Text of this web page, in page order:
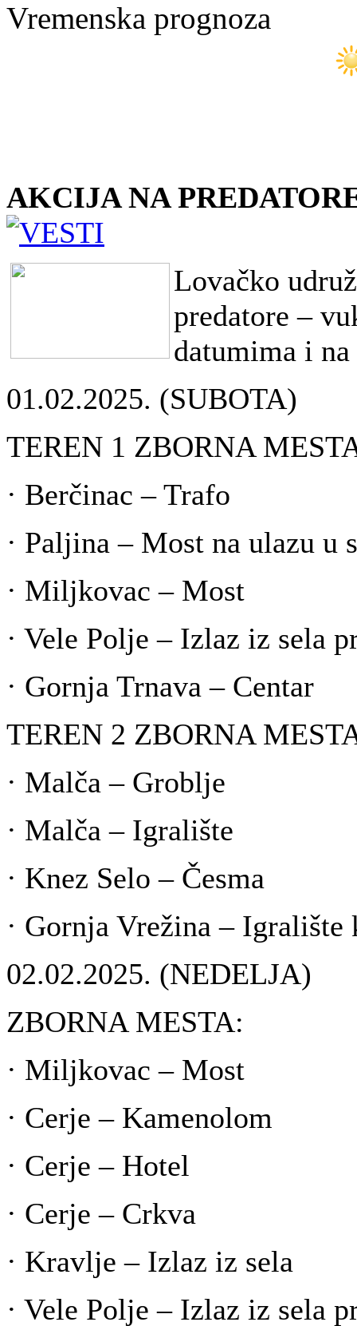
Vremenska prognoza
AKCIJA NA
Lovačko
predatore –
datumima i
01.02.2025. (SUBOTA)
TEREN 1 ZBORNA
· Berčinac – Trafo
· Paljina – Most na ulazu u
· Miljkovac – Most
· Vele Polje – Izlaz iz sela
· Gornja Trnava – Centar
TEREN 2 ZBORNA
· Malča – Groblje
· Malča – Igralište
· Knez Selo – Česma
· Gornja Vrežina – Igralište
02.02.2025. (NEDELJA)
ZBORNA MESTA:
· Miljkovac – Most
· Cerje – Kamenolom
· Cerje – Hotel
· Cerje – Crkva
· Kravlje – Izlaz iz sela
· Vele Polje – Izlaz iz sela